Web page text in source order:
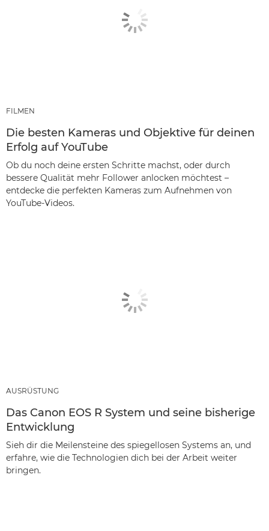
FILMEN
Die besten Kameras und Objektive für deinen
Erfolg auf YouTube
Ob du noch deine ersten Schritte machst, oder durch
bessere Qualität mehr Follower anlocken möchtest –
entdecke die perfekten Kameras zum Aufnehmen von
YouTube-Videos.
AUSRÜSTUNG
Das Canon EOS R System und seine bisherige
Entwicklung
Sieh dir die Meilensteine des spiegellosen Systems an, und
erfahre, wie die Technologien dich bei der Arbeit weiter
bringen.